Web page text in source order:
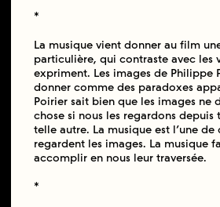
*
La musique vient donner au film
particulière, qui contraste avec les
expriment. Les images de Philippe
donner comme des paradoxes
Poirier sait bien que les images ne
chose si nous les regardons
telle autre. La musique est l’une de
regardent les images. La musique
accomplir en nous leur traversée.
*